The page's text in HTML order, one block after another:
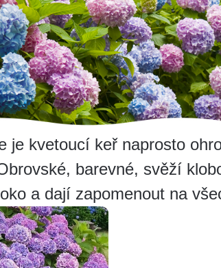
je kvetoucí keř naprosto
barevné, svěží
a dají zapomenout na